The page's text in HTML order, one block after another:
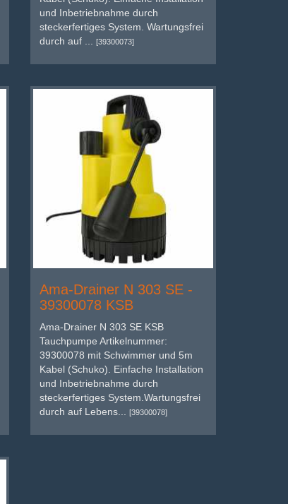
und Inbetriebnahme durch
steckerfertiges System. Wartungsfrei
durch auf ...[39300073]
Ama-Drainer N 303 SE -
39300078 KSB
Ama-Drainer N 303 SE KSB
Tauchpumpe Artikelnummer:
39300078 mit Schwimmer und 5m
Kabel (Schuko). Einfache Installation
und Inbetriebnahme durch
steckerfertiges System.Wartungsfrei
durch auf Lebens...[39300078]